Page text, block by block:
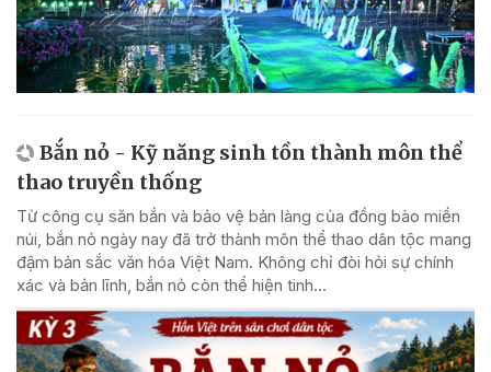
Bắn nỏ - Kỹ năng sinh tồn thành môn thể
thao truyền thống
Từ công cụ săn bắn và bảo vệ bản làng của đồng bào miền
núi, bắn nỏ ngày nay đã trở thành môn thể thao dân tộc mang
đậm bản sắc văn hóa Việt Nam. Không chỉ đòi hỏi sự chính
xác và bản lĩnh, bắn nỏ còn thể hiện tinh...